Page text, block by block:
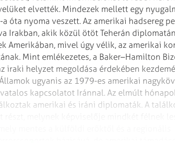
elvették. Mindezek mellett egy
óta nyoma veszett. Az amerikai hadsereg
Irakban, akik közül ötöt Teherán
Amerikában, mivel úgy vélik, az amerikai
Mint emlékezetes, a Baker–Hamilton
iraki helyzet megoldása érdekében
ugyanis az 1979-es amerikai
kapcsolatot Iránnal. Az elmúlt
amerikai és iráni diplomaták. A